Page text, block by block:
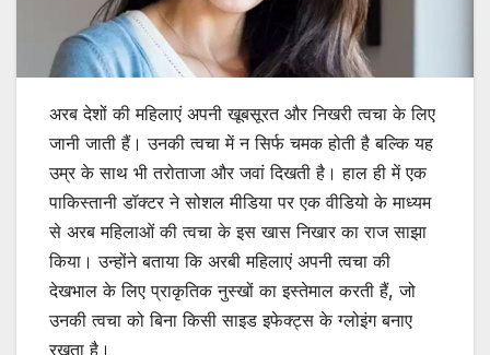
अरब देशों की महिलाएं अपनी खूबसूरत और निखरी त्वचा के लिए
जानी जाती हैं। उनकी त्वचा में न सिर्फ चमक होती है बल्कि यह
उम्र के साथ भी तरोताजा और जवां दिखती है। हाल ही में एक
पाकिस्तानी डॉक्टर ने सोशल मीडिया पर एक वीडियो के माध्यम
से अरब महिलाओं की त्वचा के इस खास निखार का राज साझा
किया। उन्होंने बताया कि अरबी महिलाएं अपनी त्वचा की
देखभाल के लिए प्राकृतिक नुस्खों का इस्तेमाल करती हैं, जो
उनकी त्वचा को बिना किसी साइड इफेक्ट्स के ग्लोइंग बनाए
रखता है।